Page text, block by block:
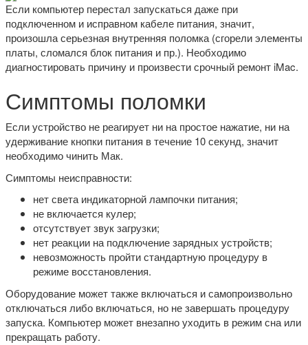
Если компьютер перестал запускаться даже при
подключенном и исправном кабеле питания, значит,
произошла серьезная внутренняя поломка (сгорели элементы
платы, сломался блок питания и пр.). Необходимо
диагностировать причину и произвести срочный ремонт iMac.
Симптомы поломки
Если устройство не реагирует ни на простое нажатие, ни на
удерживание кнопки питания в течение 10 секунд, значит
необходимо чинить Мак.
Симптомы неисправности:
нет света индикаторной лампочки питания;
не включается кулер;
отсутствует звук загрузки;
нет реакции на подключение зарядных устройств;
невозможность пройти стандартную процедуру в
режиме восстановления.
Оборудование может также включаться и самопроизвольно
отключаться либо включаться, но не завершать процедуру
запуска. Компьютер может внезапно уходить в режим сна или
прекращать работу.